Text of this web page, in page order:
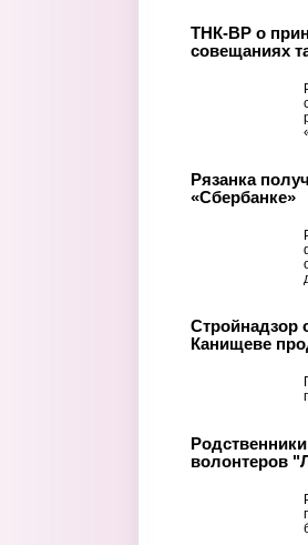
ТНК-BP о
совещаниях
Рязанка
«Сбербанке»
Стройнадзор
Канищеве
волонтеров